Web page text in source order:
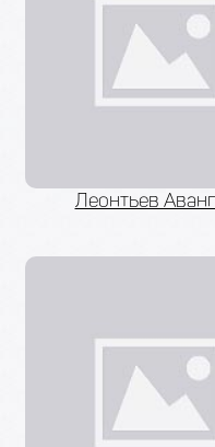
Леонтьев